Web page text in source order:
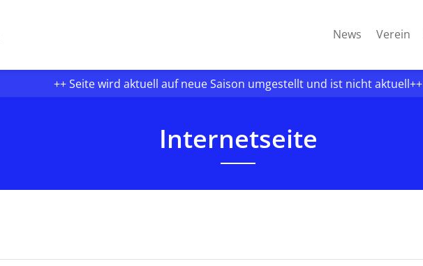
News Verein
++ Seite wird aktuell auf neue Saison umgestellt und ist nicht aktuell++
Internetseite